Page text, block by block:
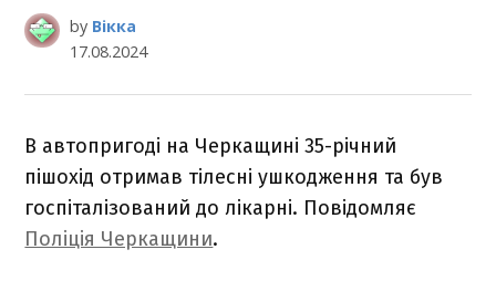
by Вікка
17.08.2024
В автопригоді на Черкащині 35-річний
пішохід отримав тілесні ушкодження та був
госпіталізований до лікарні. Повідомляє
Поліція Черкащини.